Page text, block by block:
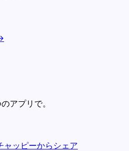
アプリで。
ャッピーからシェア